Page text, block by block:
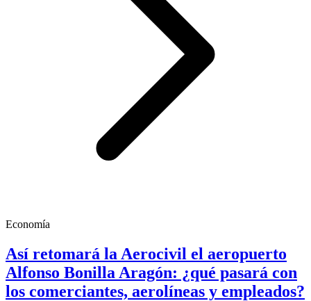
Economía
Así retomará la Aerocivil el aeropuerto
Alfonso Bonilla Aragón: ¿qué pasará con
los comerciantes, aerolíneas y empleados?